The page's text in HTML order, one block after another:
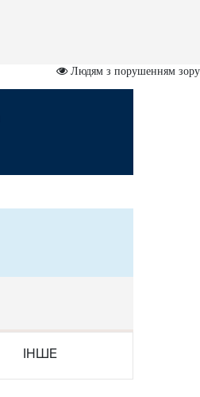
Людям з порушенням зору
ІНШЕ